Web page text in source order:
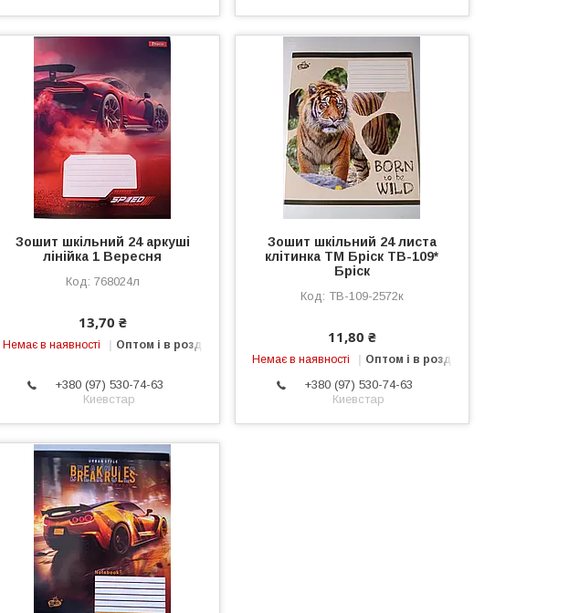
Зошит шкільний 24 аркуші
лінійка 1 Вересня
768024л
13,70 ₴
Немає в наявності Оптом і в роздріб
+380 (97) 530-74-63
Киевстар
Зошит шкільний 24 листа
клітинка ТМ Бріск ТВ-109*
Бріск
ТВ-109-2572к
11,80 ₴
Немає в наявності Оптом і в роздріб
+380 (97) 530-74-63
Киевстар